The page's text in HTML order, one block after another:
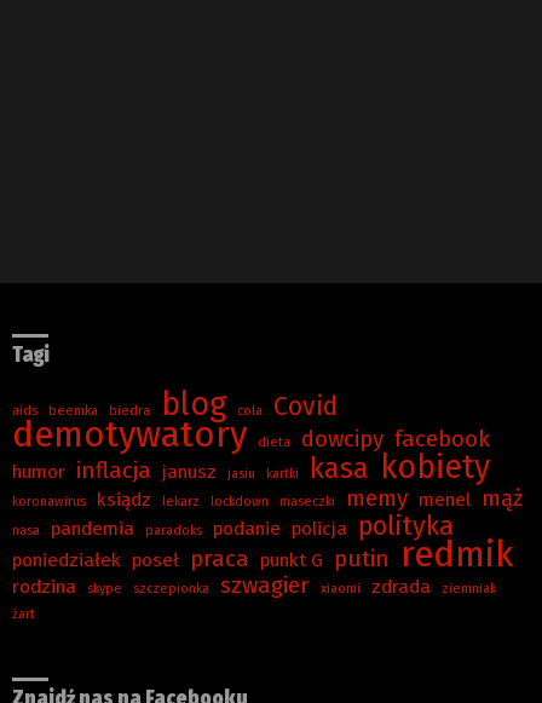
Tagi
aids beemka biedra blog cola Covid
demotywatory dieta dowcipy facebook
humor inflacja janusz jasiu kartki kasa kobiety
koronawirus ksiądz lekarz lockdown maseczki memy menel mąż
nasa pandemia paradoks podanie policja polityka
poniedziałek poseł praca punkt G putin redmik
rodzina skype szczepionka szwagier xiaomi zdrada
ziemniak
żart